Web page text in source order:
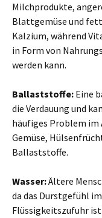
Milchprodukte,
Blattgemüse und
Kalzium, während
in Form von
werden kann.
Ballaststoffe: Eine
die Verdauung und
häufiges Problem
Gemüse,
Ballaststoffe.
Wasser:Ältere
da das Durstgefühl
Flüssigkeitszufuhr